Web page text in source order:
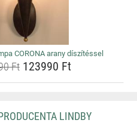
CORONA arany díszítéssel
Ft123990 Ft
LINDBY